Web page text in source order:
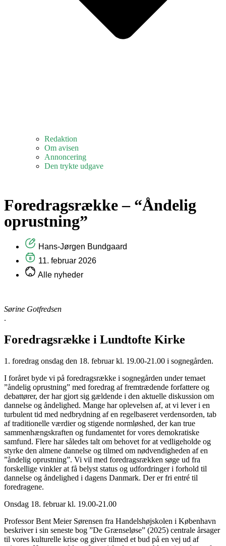
Redaktion
Om avisen
Annoncering
Den trykte udgave
Foredragsrække – “Åndelig
oprustning”
Hans-Jørgen Bundgaard
11. februar 2026
Alle nyheder
Sørine Gotfredsen
.
Foredragsrække i Lundtofte Kirke
1. foredrag onsdag den 18. februar kl. 19.00-21.00 i sognegården.
I foråret byde vi på foredragsrække i sognegården under temaet
”åndelig oprustning” med foredrag af fremtrædende forfattere og
debattører, der har gjort sig gældende i den aktuelle diskussion om
dannelse og åndelighed. Mange har oplevelsen af, at vi lever i en
turbulent tid med nedbrydning af en regelbaseret verdensorden, tab
af traditionelle værdier og stigende normløshed, der kan true
sammenhængskraften og fundamentet for vores demokratiske
samfund. Flere har således talt om behovet for at vedligeholde og
styrke den almene dannelse og tilmed om nødvendigheden af en
”åndelig oprustning”. Vi vil med foredragsrækken søge ud fra
forskellige vinkler at få belyst status og udfordringer i forhold til
dannelse og åndelighed i dagens Danmark. Der er fri entré til
foredragene.
Onsdag 18. februar kl. 19.00-21.00
Professor Bent Meier Sørensen fra Handelshøjskolen i København
beskriver i sin seneste bog ”De Grænseløse” (2025) centrale årsager
til vores kulturelle krise og giver tilmed et bud på en vej ud af